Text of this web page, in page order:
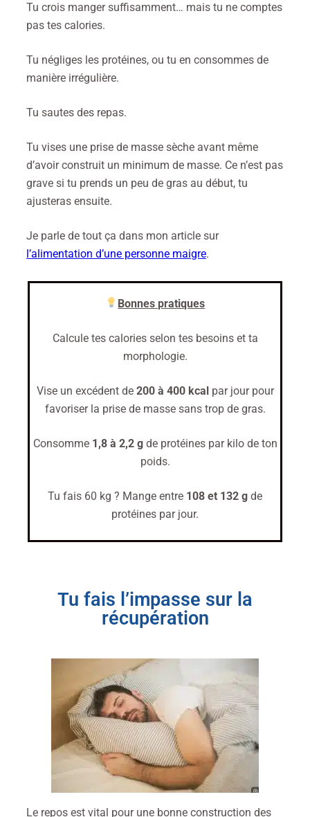
Tu crois manger suffisamment… mais tu ne comptes
pas tes calories.
Tu négliges les protéines, ou tu en consommes de
manière irrégulière.
Tu sautes des repas.
Tu vises une prise de masse sèche avant même
d’avoir construit un minimum de masse. Ce n’est pas
grave si tu prends un peu de gras au début, tu
ajusteras ensuite.
Je parle de tout ça dans mon article sur
l’alimentation d’une personne maigre.
Bonnes pratiques
Calcule tes calories selon tes besoins et ta
morphologie.
Vise un excédent de 200 à 400 kcalpar jour pour
favoriser la prise de masse sans trop de gras.
Consomme 1,8 à 2,2 gde protéines par kilo de ton
poids.
Tu fais 60 kg ? Mange entre 108 et 132 g de
protéines par jour.
Tu fais l’impasse sur la
récupération
Le repos est vital pour une bonne construction des